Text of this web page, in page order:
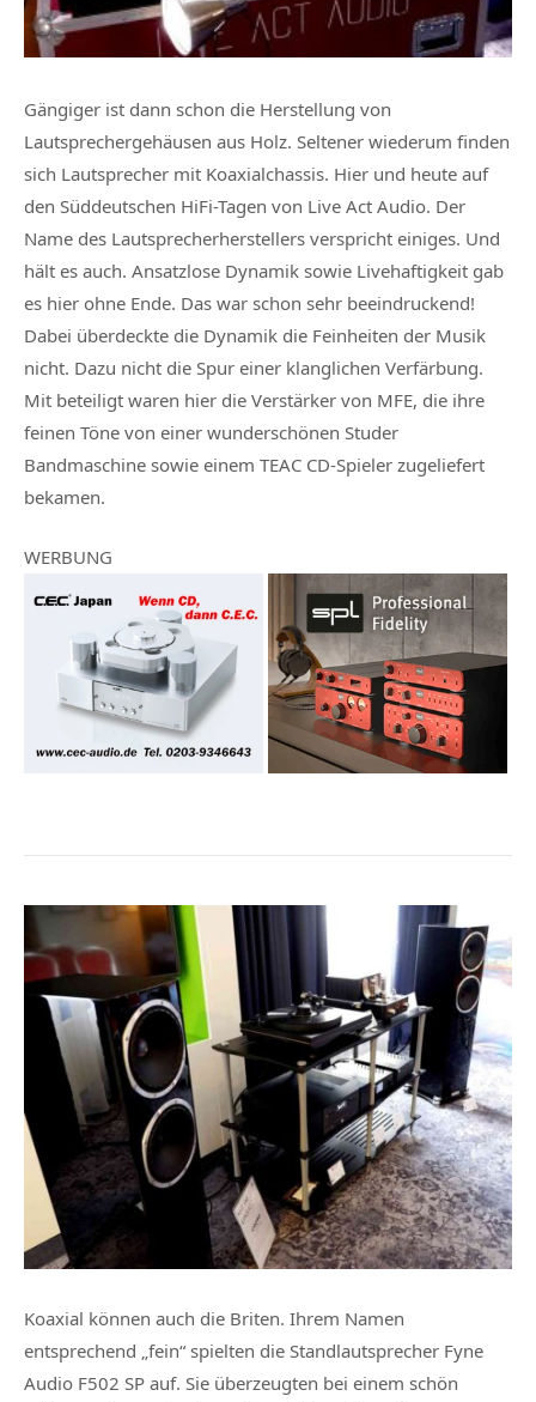
Gängiger ist dann schon die Herstellung von
Lautsprechergehäusen aus Holz. Seltener wiederum finden
sich Lautsprecher mit Koaxialchassis. Hier und heute auf
den Süddeutschen HiFi-Tagen von Live Act Audio. Der
Name des Lautsprecherherstellers verspricht einiges. Und
hält es auch. Ansatzlose Dynamik sowie Livehaftigkeit gab
es hier ohne Ende. Das war schon sehr beeindruckend!
Dabei überdeckte die Dynamik die Feinheiten der Musik
nicht. Dazu nicht die Spur einer klanglichen Verfärbung.
Mit beteiligt waren hier die Verstärker von MFE, die ihre
feinen Töne von einer wunderschönen Studer
Bandmaschine sowie einem TEAC CD-Spieler zugeliefert
bekamen.
WERBUNG
Koaxial können auch die Briten. Ihrem Namen
entsprechend „fein“ spielten die Standlautsprecher Fyne
Audio F502 SP auf. Sie überzeugten bei einem schön